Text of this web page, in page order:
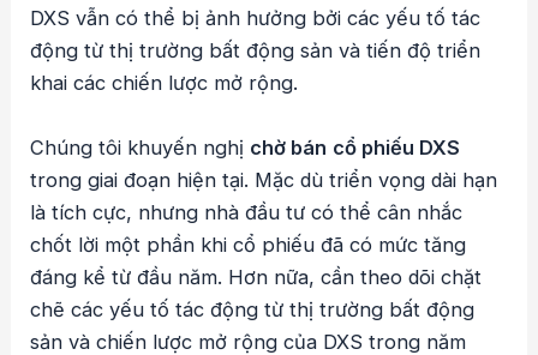
DXS vẫn có thể bị ảnh hưởng bởi các yếu tố tác
động từ thị trường bất động sản và tiến độ triển
khai các chiến lược mở rộng.
Chúng tôi khuyến nghị chờ bán cổ phiếu DXS
trong giai đoạn hiện tại. Mặc dù triển vọng dài hạn
là tích cực, nhưng nhà đầu tư có thể cân nhắc
chốt lời một phần khi cổ phiếu đã có mức tăng
đáng kể từ đầu năm. Hơn nữa, cần theo dõi chặt
chẽ các yếu tố tác động từ thị trường bất động
sản và chiến lược mở rộng của DXS trong năm